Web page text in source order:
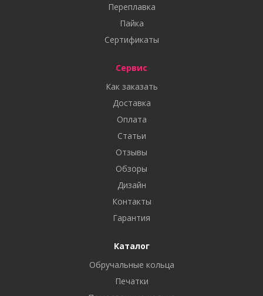
Переплавка
Пайка
Сертификаты
Сервис
Как заказать
Доставка
Оплата
Статьи
Отзывы
Обзоры
Дизайн
Контакты
Гарантия
Каталог
Обручальные кольца
Печатки